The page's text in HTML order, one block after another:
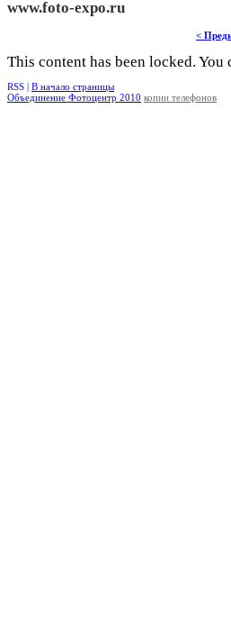
www.foto-expo.ru
<
This content has been locked.
RSS | В начало страницы
Объединение Фотоцентр 2010 копии телефонов